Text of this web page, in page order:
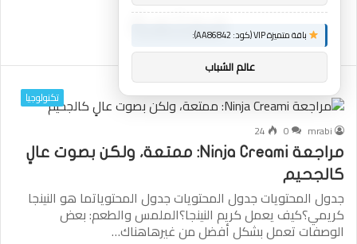
ممتعة
تكنولوجيا
mrabi
0
24
مراجعة Ninja Creami: ممتعة، ولكن بصوت عالٍ
كالجحيم
جدول المحتويات جدول المحتويات جدول المحتوياتما هو النينجا
كريمي؟كيف يعمل كريم النينجا؟الملمس والطعم: بعض
الوصفات تعمل بشكل أفضل من غيرهاهناك…
باقة متميزة VIP (كود: AA86842):
عالم الشباب